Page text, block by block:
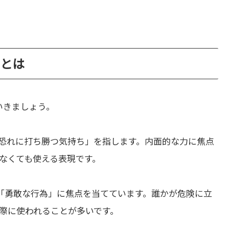
は
ましょう。
れに打ち勝つ気持ち」を指します。内面的な力に焦点
ても使える表現です。
敢な行為」に焦点を当てています。誰かが危険に立
使われることが多いです。